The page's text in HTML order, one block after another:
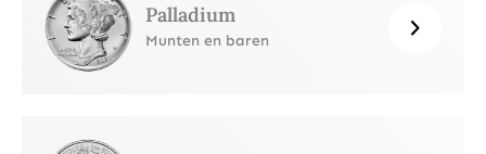
Palladium
Munten en baren